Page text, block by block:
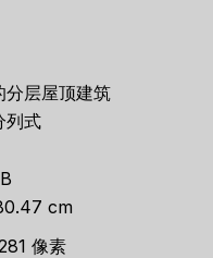
分层屋顶建筑
列式
cm
像素